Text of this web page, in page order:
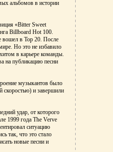
альбомов в истории
«Bitter Sweet
Billboard Hot 100.
вошел в Тор 20. После
Но это не избавило
в карьере команды.
на публикацию песни
музыкантов было
скоростью) и завершили
удар, от которого
1999 года The Verve
ситуацию
так, что это стало
новые песни и